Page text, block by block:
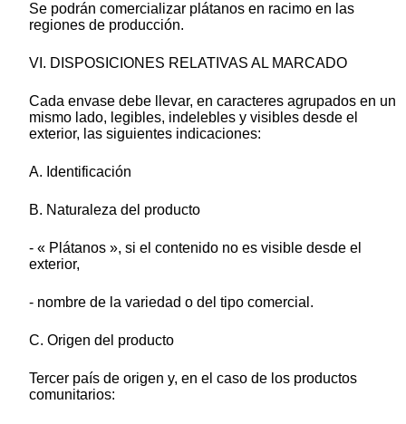
Se podrán comercializar plátanos en racimo en las
regiones de producción.
VI. DISPOSICIONES RELATIVAS AL MARCADO
Cada envase debe llevar, en caracteres agrupados en un
mismo lado, legibles, indelebles y visibles desde el
exterior, las siguientes indicaciones:
A. Identificación
B. Naturaleza del producto
- « Plátanos », si el contenido no es visible desde el
exterior,
- nombre de la variedad o del tipo comercial.
C. Origen del producto
Tercer país de origen y, en el caso de los productos
comunitarios: